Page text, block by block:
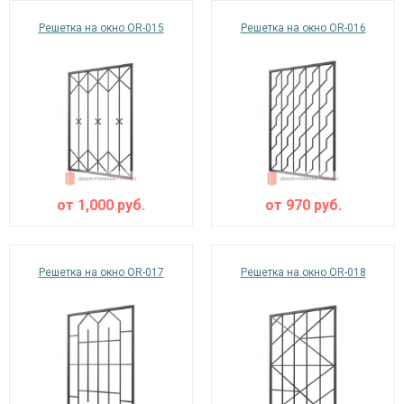
Решетка на окно OR-015
от 1,000 руб.
Решетка на окно OR-016
от 970руб.
Решетка на окно OR-017 Решетка на окно OR-018